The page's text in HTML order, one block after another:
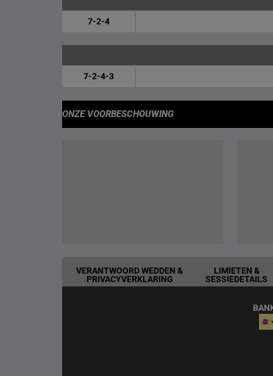
7-2-4
7-2-4-3
ONZE VOORBESCHOUWING
VERANTWOORD WEDDEN &
PRIVACYVERKLARING
LIMIETEN &
SESSIEDETAILS